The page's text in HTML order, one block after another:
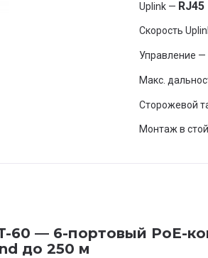
Uplink — RJ45
Скорость
Управление —
Макс.
Сторожевой
Монтаж в
60 — 6-портовый PoE-
до 250 м